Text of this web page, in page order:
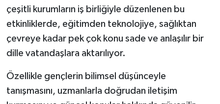
çeşitli kurumların iş birliğiyle düzenlenen bu
etkinliklerde, eğitimden teknolojiye, sağlıktan
çevreye kadar pek çok konu sade ve anlaşılır bir
dille vatandaşlara aktarılıyor.
Özellikle gençlerin bilimsel düşünceyle
tanışmasını, uzmanlarla doğrudan iletişim